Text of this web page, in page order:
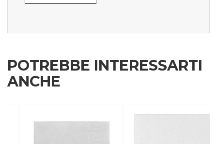
POTREBBE INTERESSARTI
ANCHE